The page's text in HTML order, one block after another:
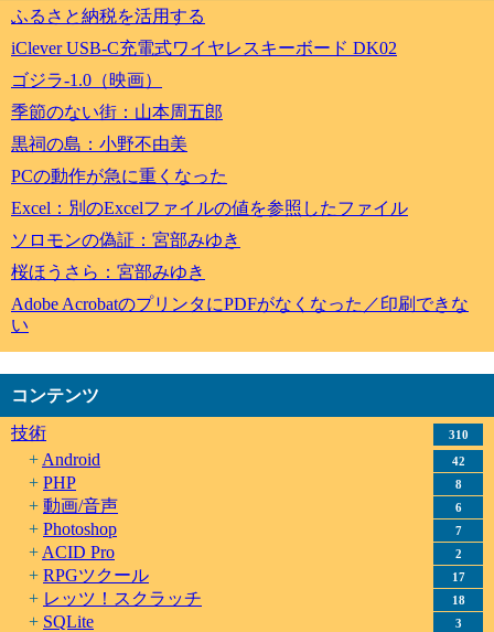
ふるさと納税を活用する
iClever USB-C充電式ワイヤレスキーボード DK02
ゴジラ-1.0（映画）
季節のない街：山本周五郎
黒祠の島：小野不由美
PCの動作が急に重くなった
Excel：別のExcelファイルの値を参照したファイル
ソロモンの偽証：宮部みゆき
桜ほうさら：宮部みゆき
Adobe AcrobatのプリンタにPDFがなくなった／印刷できな
い
コンテンツ
技術
310
Android 42
PHP 8
動画/音声 6
Photoshop 7
ACID Pro 2
RPGツクール 17
レッツ！スクラッチ 18
SQLite 3